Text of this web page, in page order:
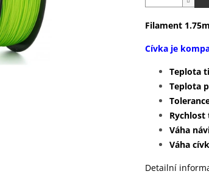
Filament
Cívka je
Teplota
Rychlost
Detailní